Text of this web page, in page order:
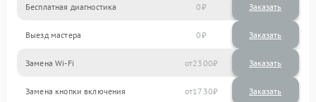
Бесплатная диагностика 0 Заказать
Выезд мастера 0 Заказать
Замена Wi-Fi 2300
Замена кнопки включения 1730